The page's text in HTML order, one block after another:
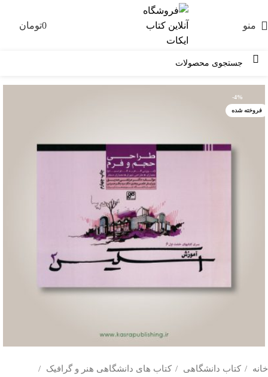
منو 0تومان
-4%
فروخته شده
خانه کتاب دانشگاهی
کتاب های دانشگاهی هنر و گرافیک